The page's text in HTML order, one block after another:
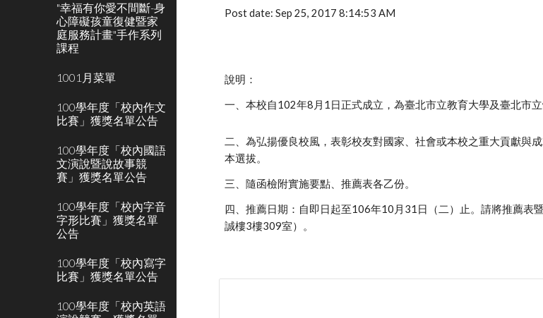
"幸福有你愛不間斷-身
心障礙孩童復健暨家
庭服務計畫"手作系列
課程
1001月菜單
100學年度「校內作文
比賽」獲獎名單公告
100學年度「校內國語
文演說暨說故事競
賽」獲獎名單公告
100學年度「校內字音
字形比賽」獲獎名單
公告
100學年度「校內寫字
比賽」獲獎名單公告
100學年度「校內英語
Post date: Sep 25, 2017 8:14:53 AM
說明：
一、本校自102年8月1日正式成立，為臺北市立教育大學及臺北市
二、為弘揚優良校風，表彰校友對國家、社會或本校之重大貢獻與
本選拔。
三、隨函檢附實施要點、推薦表各乙份。
四、推薦日期：自即日起至106年10月31日（二）止。請將推薦表
誠樓3樓309室）。